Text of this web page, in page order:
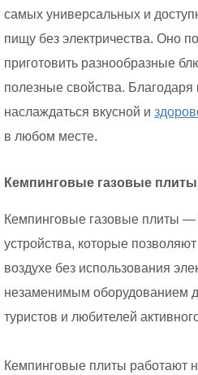
самых универсальных и
пищу без электричества. Оно
приготовить разнообразные
полезные свойства.
наслаждаться вкусной и
в любом месте.
Кемпинговые газовые плиты
Кемпинговые газовые плиты —
устройства, которые
воздухе без использования
незаменимым оборудованием
туристов и любителей
Кемпинговые плиты работают